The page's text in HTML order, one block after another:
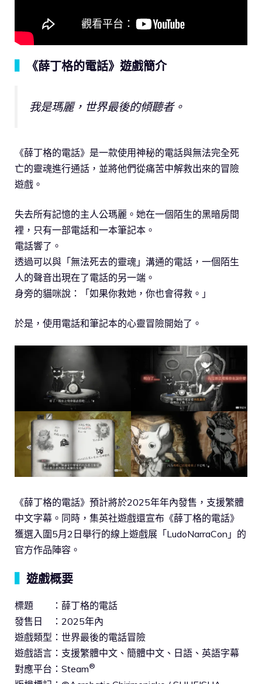
《薛丁格的電話》遊戲簡介
我是瑪麗，世界最後的傾聽者。
《薛丁格的電話》是一款使用神秘的電話與無法完全死
亡的靈魂進行通話，並將他們從痛苦中解救出來的冒險
遊戲。
失去所有記憶的主人公瑪麗。她在一個陌生的黑暗房間
裡，只有一部電話和一本筆記本。
電話響了。
透過可以與「無法死去的靈魂」溝通的電話，一個陌生
人的聲音出現在了電話的另一端。
身旁的貓咪說：「如果你救她，你也會得救。」
於是，使用電話和筆記本的心靈冒險開始了。
《薛丁格的電話》預計將於2025年年內發售，支援繁體
中文字幕。同時，集英社遊戲還宣布《薛丁格的電話》
獲選入圍5月2日舉行的線上遊戲展「LudoNarraCon」的
官方作品陣容。
遊戲概要
標題 ：薛丁格的電話
發售日 ：2025年內
遊戲類型：世界最後的電話冒險
遊戲語言：支援繁體中文、簡體中文、日語、英語字幕
對應平台：Steam®